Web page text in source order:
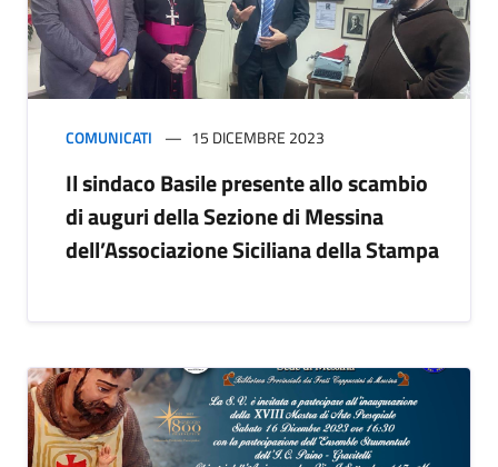
COMUNICATI 15 DICEMBRE 2023
Il sindaco Basile presente allo scambio
di auguri della Sezione di Messina
dell’Associazione Siciliana della Stampa